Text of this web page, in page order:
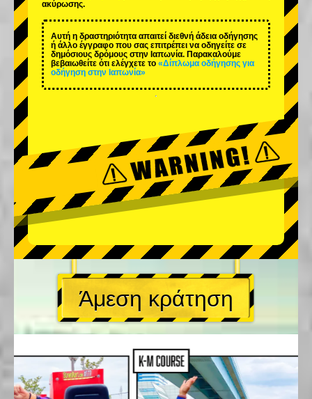
ακύρωσης.
Αυτή η δραστηριότητα απαιτεί διεθνή άδεια οδήγησης
ή άλλο έγγραφο που σας επιτρέπει να οδηγείτε σε
δημόσιους δρόμους στην Ιαπωνία. Παρακαλούμε
βεβαιωθείτε ότι ελέγχετε το «Δίπλωμα οδήγησης για
οδήγηση στην Ιαπωνία»
Άμεση κράτηση